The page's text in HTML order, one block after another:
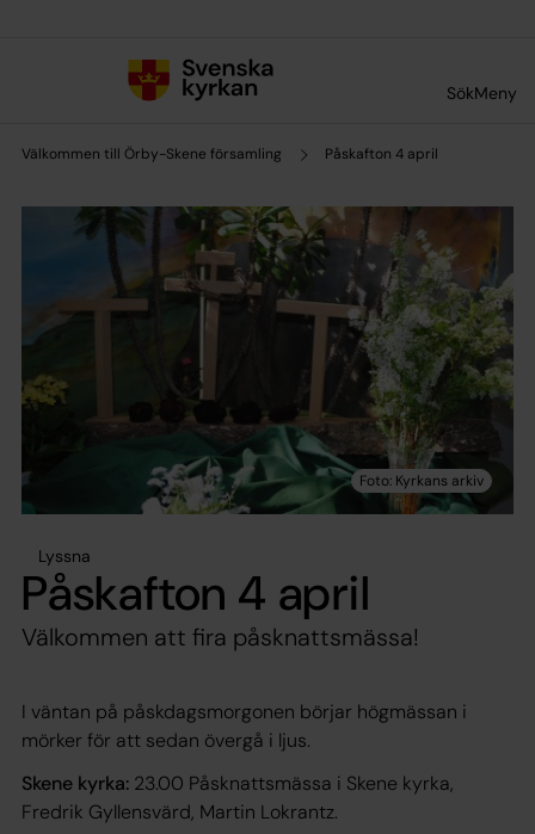
SökMeny
Välkommen till Örby-Skene församling Påskafton 4 april
Lyssna
Påskafton 4 april
Välkommen att fira påsknattsmässa!
I väntan på påskdagsmorgonen börjar högmässan i
mörker för att sedan övergå i ljus.
Skene kyrka: 23.00 Påsknattsmässa i Skene kyrka,
Fredrik Gyllensvärd, Martin Lokrantz.